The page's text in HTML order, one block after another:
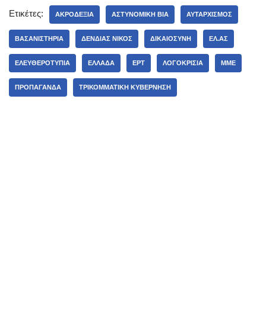
Ετικέτες: ΑΚΡΟΔΕΞΙΆ ΑΣΤΥΝΟΜΙΚΉ ΒΊΑ ΑΥΤΑΡΧΙΣΜΌΣ
ΒΑΣΑΝΙΣΤΉΡΙΑ ΔΈΝΔΙΑΣ ΝΊΚΟΣ ΔΙΚΑΙΟΣΎΝΗ ΕΛ.ΑΣ
ΕΛΕΥΘΕΡΟΤΥΠΊΑ ΕΛΛΆΔΑ ΕΡΤ ΛΟΓΟΚΡΙΣΊΑ ΜΜΕ
ΠΡΟΠΑΓΆΝΔΑ ΤΡΙΚΟΜΜΑΤΙΚΉ ΚΥΒΈΡΝΗΣΗ